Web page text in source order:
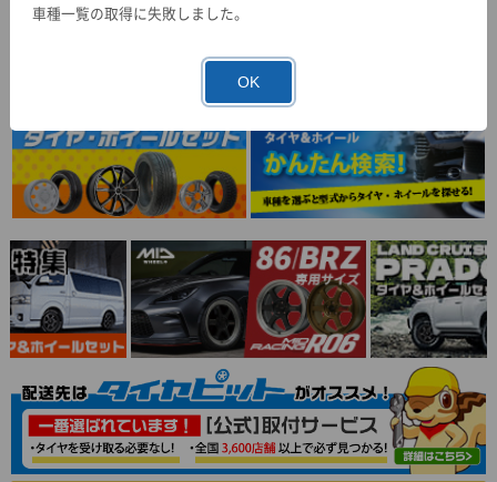
車種一覧の取得に失敗しました。
OK